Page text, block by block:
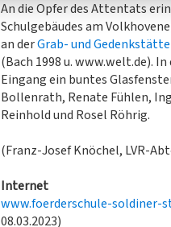
An die Opfer des Attentats
Schulgebäudes am
an derGrab- und Gedenkstätte
(Bach 1998 u. www.welt.de).
Eingang ein buntes
Bollenrath, Renate Fühlen,
Reinhold und Rosel Röhrig.
(Franz-Josef Knöchel, LVR-
Internet
www.foerderschule-soldiner-
08.03.2023)